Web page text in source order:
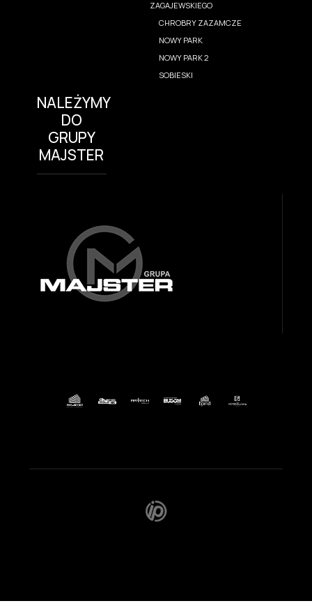
ZAGAJEWSKIEGO
CHROBRY ZAZAMCZE
NOWY PARK
NOWY PARK 2
SOBIESKI
NALEŻYMY
DO
GRUPY
MAJSTER